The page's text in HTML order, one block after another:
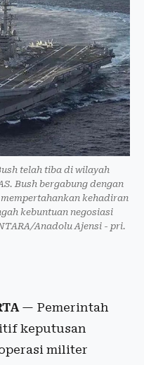
telah tiba di wilayah
Bush bergabung dengan
kehadiran
kebuntuan negosiasi
Anadolu Ajensi - pri.
— Pemerintah
keputusan
militer